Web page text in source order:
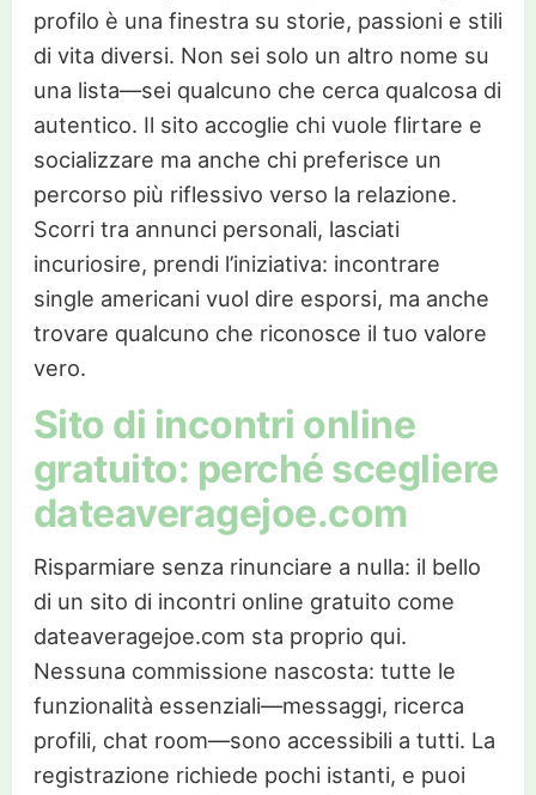
profilo è una finestra su storie, passioni e stili
di vita diversi. Non sei solo un altro nome su
una lista—sei qualcuno che cerca qualcosa di
autentico. Il sito accoglie chi vuole flirtare e
socializzare ma anche chi preferisce un
percorso più riflessivo verso la relazione.
Scorri tra annunci personali, lasciati
incuriosire, prendi l’iniziativa: incontrare
single americani vuol dire esporsi, ma anche
trovare qualcuno che riconosce il tuo valore
vero.
Sito di incontri online
gratuito: perché scegliere
dateaveragejoe.com
Risparmiare senza rinunciare a nulla: il bello
di un sito di incontri online gratuito come
dateaveragejoe.com sta proprio qui.
Nessuna commissione nascosta: tutte le
funzionalità essenziali—messaggi, ricerca
profili, chat room—sono accessibili a tutti. La
registrazione richiede pochi istanti, e puoi